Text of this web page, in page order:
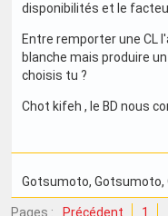
disponibilités et le
Entre remporter une CL
blanche mais produire
choisis tu ?
Chot kifeh , le BD nous
Gotsumoto, Gotsumoto,
Pages : Précédent 1